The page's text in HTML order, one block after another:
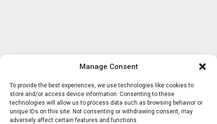
Manage Consent
To provide the best experiences, we use technologies like cookies to
store and/or access device information. Consenting to these
technologies will allow us to process data such as browsing behavior or
unique IDs on this site. Not consenting or withdrawing consent, may
adversely affect certain features and functions.